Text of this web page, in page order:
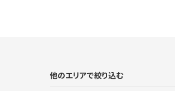
他のエリアで絞り込む